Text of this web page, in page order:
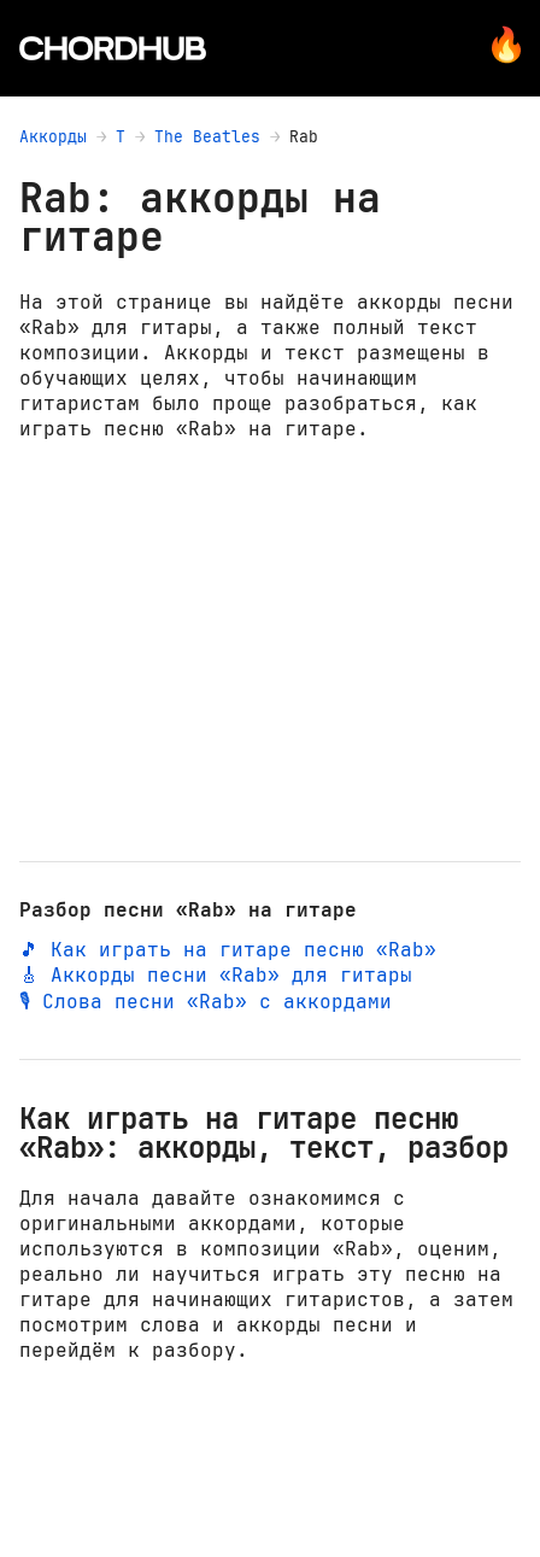
Аккорды T The Beatles Rab
Rab: аккорды на
гитаре
На этой странице вы найдёте аккорды песни
«Rab» для гитары, а также полный текст
композиции. Аккорды и текст размещены в
обучающих целях, чтобы начинающим
гитаристам было проще разобраться, как
играть песню «Rab» на гитаре.
Разбор песни «Rab» на гитаре
🎵 Как играть на гитаре песню «Rab»
🎸 Аккорды песни «Rab» для гитары
🎙️ Слова песни «Rab» с аккордами
Как играть на гитаре песню
«Rab»: аккорды, текст, разбор
Для начала давайте ознакомимся с
оригинальными аккордами, которые
используются в композиции «Rab», оценим,
реально ли научиться играть эту песню на
гитаре для начинающих гитаристов, а затем
посмотрим слова и аккорды песни и
перейдём к разбору.